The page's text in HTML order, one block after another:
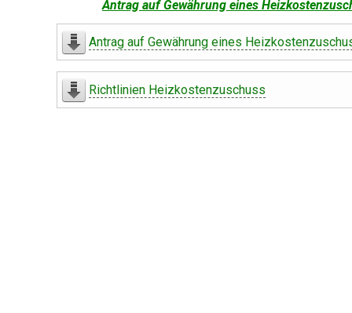
Antrag auf Gewährung eines
Antrag auf Gewährung eines
Richtlinien Heizkostenzuschuss